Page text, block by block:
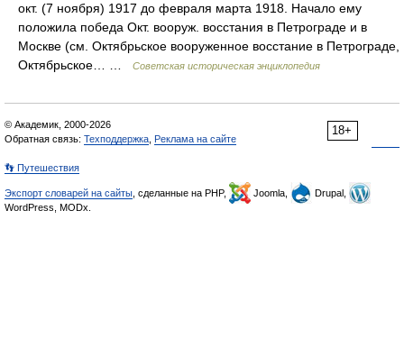
окт. (7 ноября) 1917 до февраля марта 1918. Начало ему
положила победа Окт. вооруж. восстания в Петрограде и в
Москве (см. Октябрьское вооруженное восстание в Петрограде,
Октябрьское… …
Советская историческая энциклопедия
18+
© Академик, 2000-2026
Обратная связь: Техподдержка Реклама на сайте
👣 Путешествия
Экспорт словарей на сайты , сделанные на PHP, Joomla,
Drupal,
WordPress, MODx.